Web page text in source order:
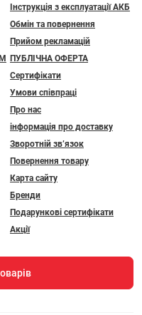
Інструкція з експлуатації АКБ
Обмін та повернення
Прийом рекламацій
ПУБЛІЧНА ОФЕРТА
Сертифікати
Умови співпраці
Про нас
інформація про доставку
Зворотній зв’язок
Повернення товару
Карта сайту
Бренди
Подарункові сертифікати
Акції